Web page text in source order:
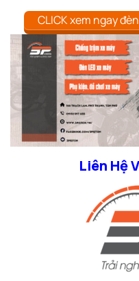
CLICK xem ngay
Liên Hệ